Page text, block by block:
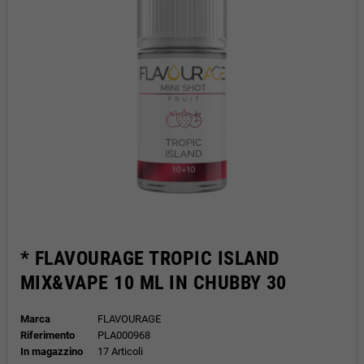
* FLAVOURAGE TROPIC ISLAND
MIX&VAPE 10 ML IN CHUBBY 30
Marca
FLAVOURAGE
Riferimento
PLA000968
In magazzino
17 Articoli